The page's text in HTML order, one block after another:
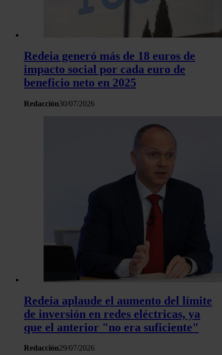
haya proporcionado o que hayan recopilado a partir del uso
Redeia generó más de 18 euros de
impacto social por cada euro de
beneficio neto en 2025
Redacción30/07/2026
Redeia aplaude el aumento del límite
de inversión en redes eléctricas, ya
que el anterior "no era suficiente"
Redacción29/07/2026